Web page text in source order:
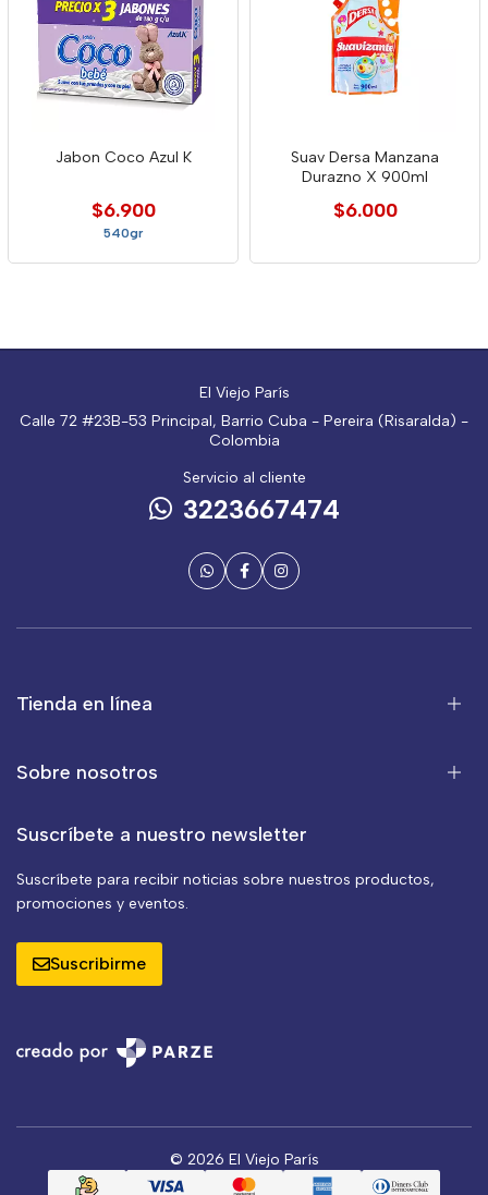
Jabon Coco Azul K
$6.900
540gr
Suav Dersa Manzana
Durazno X 900ml
$6.000
El Viejo París
Calle 72 #23B-53 Principal, Barrio Cuba - Pereira (Risaralda) -
Colombia
Servicio al cliente
3223667474
Tienda en línea
Sobre nosotros
Suscríbete a nuestro newsletter
Suscríbete para recibir noticias sobre nuestros productos,
promociones y eventos.
Suscribirme
© 2026 El Viejo París